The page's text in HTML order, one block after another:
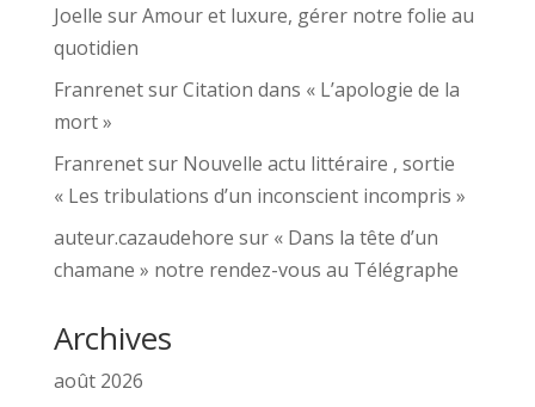
Joelle surAmour et luxure, gérer notre folie au
quotidien
FranrenetsurCitation dans « L’apologie de la
mort »
Franrenetsur Nouvelle actu littéraire , sortie
« Les tribulations d’un inconscient incompris »
auteur.cazaudehore sur « Dans la tête d’un
chamane » notre rendez-vous au Télégraphe
Archives
août 2026